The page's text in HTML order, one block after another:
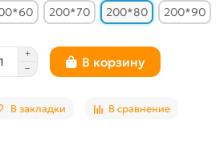
200*70 200*80 200*90
В корзину
В закладки В сравнение